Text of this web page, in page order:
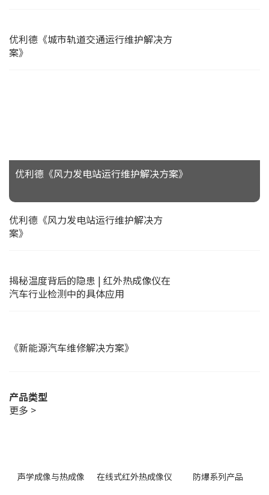
优利德《城市轨道交通运行维护解决方
案》
优利德《风力发电站运行维护解决方案》
优利德《风力发电站运行维护解决方
案》
揭秘温度背后的隐患 | 红外热成像仪在
汽车行业检测中的具体应用
《新能源汽车维修解决方案》
产品类型
更多 >
声学成像与热成像 在线式红外热成像仪 防爆系列产品